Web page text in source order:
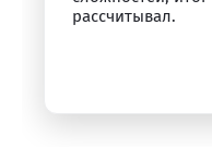
рассчитывал.